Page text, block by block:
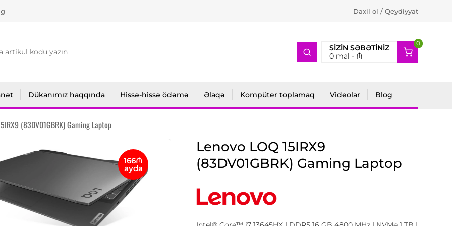
Daxil ol / Qeydiyyat
SIZIN SƏBƏTINIZ
0mal - ₼
0
2
Dükanımız haqqında Hissə-hissə ödəmə Əlaqə Kompüter toplamaq Videolar Blog
(83DV01GBRK) Gaming Laptop
166₼
ayda
Lenovo LOQ 15IRX9
(83DV01GBRK) Gaming Laptop